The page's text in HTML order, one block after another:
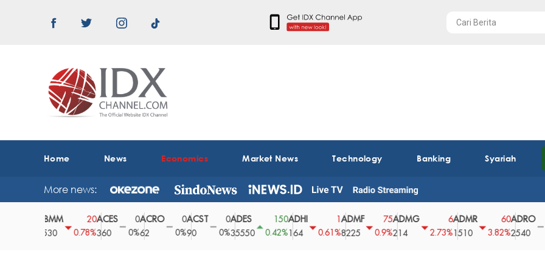
Home News Economics Market News Technology Banking Syariah
More news:
20
0.78%
ACES
360
0
0%
ACRO
0ACST
0
0%
ADES
35550
150
0.42%
ADHI
164
0.61%
ADMF
8225
75
0.9%
ADMG
214
2.73%
ADMR
1510
60
3.82%
ADRO
2540
0
0%